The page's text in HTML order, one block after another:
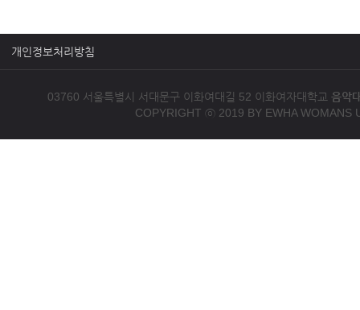
개인정보처리방침
03760 서울특별시 서대문구 이화여대길 52 이화여자대학교음악
COPYRIGHT ⓒ 2019 BY EWHA WOMANS